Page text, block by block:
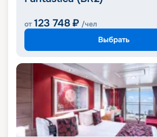
от 123 748 ₽ /чел
Выбрать